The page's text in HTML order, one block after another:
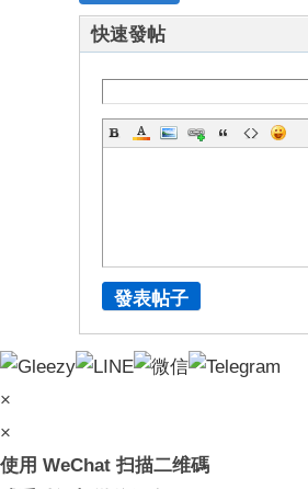
快速發帖
發表帖子
×
×
使用 WeChat 扫描二维碼